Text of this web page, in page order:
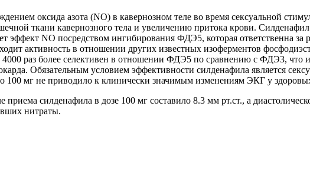
оксида азота (NO) в кавернозном теле во время сексуальной
ткани кавернозного тела и увеличению притока крови. Силденафил
эффект NO посредством ингибирования ФДЭ5, которая ответственна
активность в отношении других известных изоферментов
раз более селективен в отношении ФДЭ5 по сравнению с ФДЭ3, что
Обязательным условием эффективности силденафила является
100 мг не приводило к клинически значимым изменениям ЭКГ у
силденафила в дозе 100 мг составило 8.3 мм рт.ст., а
нитраты.